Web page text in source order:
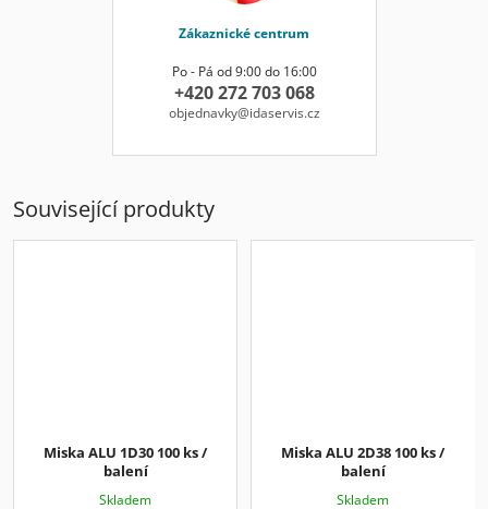
Zákaznické centrum
Po - Pá od 9:00 do 16:00
+420 272 703 068
objednavky@idaservis.cz
Související produkty
Miska ALU 1D30 100 ks /
balení
Skladem
Miska ALU 2D38 100 ks /
balení
Skladem